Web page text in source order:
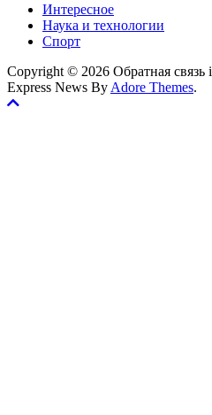
Интересное
Наука и технологии
Спорт
Copyright © 2026 Обратная связь
Express News By Adore Themes.